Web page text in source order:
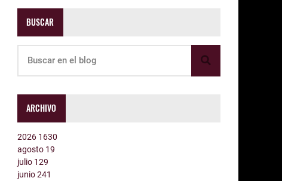
BUSCAR
ARCHIVO
2026 1630
agosto 19
julio 129
junio241